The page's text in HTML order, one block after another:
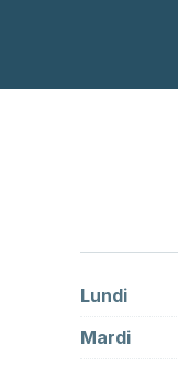
Lundi
Mardi